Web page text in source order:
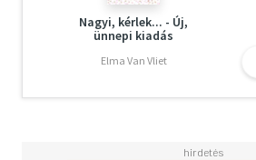
Nagyi, kérlek... - Új,
ünnepi kiadás
Elma Van Vliet